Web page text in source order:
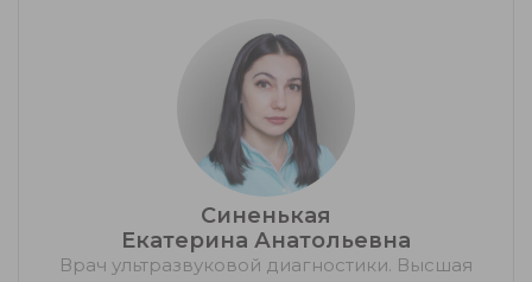
Синенькая
Екатерина Анатольевна
Врач ультразвуковой диагностики. Высшая